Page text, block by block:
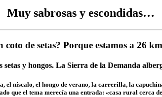
Muy sabrosas y escondidas…
de setas? Porque estamos a 26
y hongos. La Sierra de la Demanda
el níscalo, el hongo de verano, la carrerilla, la
que el tema merecía una entrada: «casa rural cerca